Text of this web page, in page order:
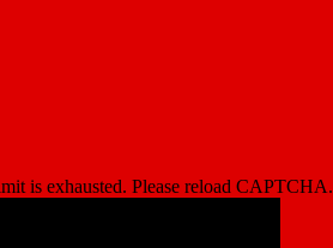
is exhausted. Please reload CAPTCHA.